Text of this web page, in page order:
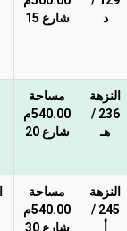
د
شارع 15
النزهة
236 /
هـ
مساحة
540.00م
شارع 20
النزهة
245 /
مساحة
540.00م
شارع 30